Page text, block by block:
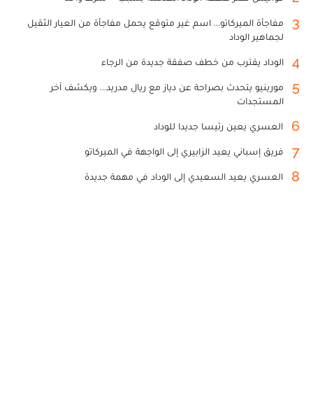
3
مفاجأة الميركاتو... اسم غير متوقع يحمل مفاجأة من العيار الثقيل
لجماهير الوداد
4 الوداد يقترب من خطف صفقة جديدة من الرجاء
5
مورينيو يتحدث بصراحة عن دياز مع ريال مدريد... ويكشف آخر
المستجدات
6 العسري يعين رئيسا جديدا للوداد
7 فريق إسباني يعيد الزابيري إلى الواجهة في الميركاتو
8 العسري يعيد السعيدي إلى الوداد في مهمة جديدة